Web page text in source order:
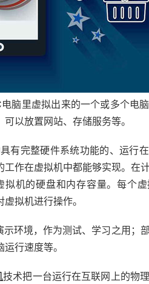
脑里虚拟出来的一个或多个电脑
可以放置网站、存储服务等。
有完整硬件系统功能的、运行
作在虚拟机中都能够实现。在
机的硬盘和内存容量。每个
拟机进行操作。
环境，作为测试、学习之用；
行速度等。
技术把一台运行在互联网上的物